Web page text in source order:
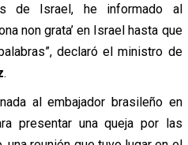
de Israel, he informado al
non grata’ en Israel hasta que
declaró el ministro de
.
al embajador brasileño en
presentar una queja por las